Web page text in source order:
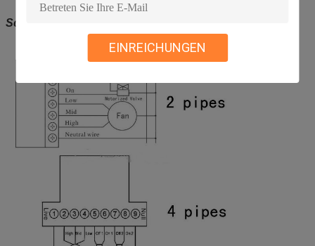
EINREICHUNGEN
Schaltplan